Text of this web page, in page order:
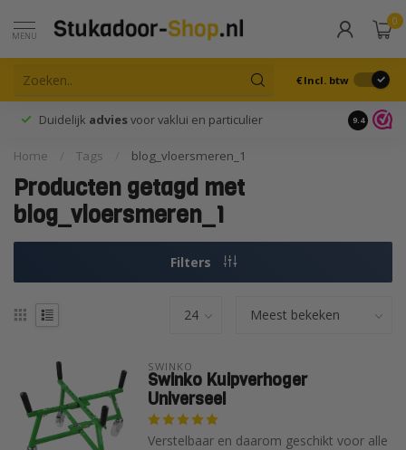
MENU
0
€ Incl. btw
Duidelijk adviesvoor vaklui en particulier 9.4
Home Tags blog_vloersmeren_1
Producten getagd met
blog_vloersmeren_1
Filters
SWINKO
Swinko Kuipverhoger
Universeel
Verstelbaar en daarom geschikt voor alle